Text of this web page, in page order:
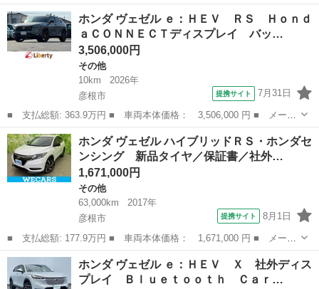
ー名： ホンダ ■ 車種名： ヴェゼル ■ グレード名： ｅ：ＨＥ
Ｖ Ｚ 全周囲カメラ クリアランスソナー オートクルーズコント
ロール ...
滋賀 彦根市 その他
ホンダ ヴェゼル ｅ：ＨＥＶ ＲＳ Ｈｏｎｄ
ａＣＯＮＮＥＣＴディスプレイ バッ…
3,506,000円
その他
10km
2026年
彦根市
提携サイト 7月31日
■ 支払総額: 363.9万円 ■ 車両本体価格： 3,506,000 円 ■ メーカ
ー名： ホンダ ■ 車種名： ヴェゼル ■ グレード名： ｅ：ＨＥ
Ｖ ＲＳ ＨｏｎｄａＣＯＮＮＥＣＴディスプレイ バックカメラ
ＥＴＣ２...
滋賀 彦根市 その他
ホンダ ヴェゼル ハイブリッドＲＳ・ホンダセ
ンシング 新品タイヤ／保証書／社外…
1,671,000円
その他
63,000km
2017年
彦根市
提携サイト 8月1日
■ 支払総額: 177.9万円 ■ 車両本体価格： 1,671,000 円 ■ メーカ
ー名： ホンダ ■ 車種名： ヴェゼル ■ グレード名： ハイブリ
ッドＲＳ・ホンダセンシング 新品タイヤ／保証書／社外 ８イン
チ ＳＤナ...
滋賀 彦根市 その他
ホンダ ヴェゼル ｅ：ＨＥＶ Ｘ 社外ディス
プレイ Ｂｌｕｅｔｏｏｔｈ Ｃａｒ…